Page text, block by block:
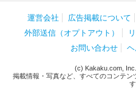
運営会社 広告掲載について
外部送信（オプトアウト）
お問い合わせ
(c) Kakaku.com,
掲載情報・写真など、すべてのコンテ
す